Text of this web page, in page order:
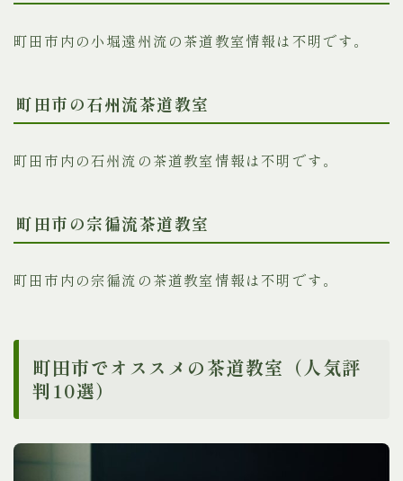
町田市内の小堀遠州流の茶道教室情報は不明です。
町田市の石州流茶道教室
町田市内の石州流の茶道教室情報は不明です。
町田市の宗徧流茶道教室
町田市内の宗徧流の茶道教室情報は不明です。
町田市でオススメの茶道教室（人気評
判10選）